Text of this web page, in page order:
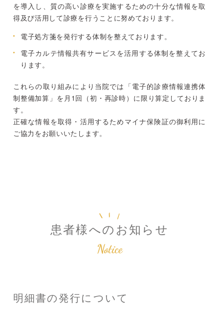
を導入し、質の高い診療を実施するための十分な情報を取
得及び活用して診療を行うことに努めております。
電子処方箋を発行する体制を整えております。
電子カルテ情報共有サービスを活用する体制を整えてお
ります。
これらの取り組みにより当院では 「電子的診療情報連携体
制整備加算」を月1回（初・再診時） に限り算定しておりま
す。
正確な情報を取得・活用するためマイナ保険証の御利用に
ご協力をお願いいたします。
患者様へのお知らせ
Notice
明細書の発行について